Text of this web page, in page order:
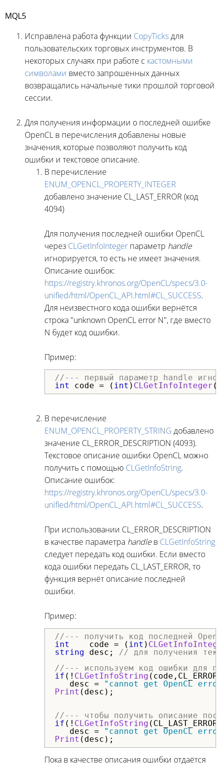
MQL5
Исправлена работа функции CopyTicksдля
пользовательских торговых инструментов. В
некоторых случаях при работе с кастомными
символами вместо запрошенных данных
возвращались начальные тики прошлой торговой
сессии.
Для получения информации о последней ошибке
OpenCL в перечисления добавлены новые
значения, которые позволяют получить код
ошибки и текстовое описание.
В перечисление
ENUM_OPENCL_PROPERTY_INTEGER
добавлено значение CL_LAST_ERROR (код
4094)
Для получения последней ошибки OpenCL
через CLGetInfoInteger параметр handle
игнорируется, то есть не имеет значения.
Описание ошибок:
https://registry.khronos.org/OpenCL/specs/3.0-
unified/html/OpenCL_API.html#CL_SUCCESS.
Для неизвестного кода ошибки вернётся
строка "unknown OpenCL error N", где вместо
N будет код ошибки.
Пример:
//--- первый параметр handle
int
code = ( int ) CLGetInfoInteger (
В перечисление
ENUM_OPENCL_PROPERTY_STRING добавлено
значение CL_ERROR_DESCRIPTION (4093).
Текстовое описание ошибки OpenCL можно
получить с помощью CLGetInfoString.
Описание ошибок:
https://registry.khronos.org/OpenCL/specs/3.0-
unified/html/OpenCL_API.html#CL_SUCCESS.
При использовании CL_ERROR_DESCRIPTION
в качестве параметра handleв CLGetInfoString
следует передать код ошибки. Если вместо
кода ошибки передать CL_LAST_ERROR, то
функция вернёт описание последней
ошибки.
Пример:
//--- получить код последней
int
code = ( int )
string desc; // для получения
//--- используем код ошибки для
if (! CLGetInfoString ( code ,
desc =
"cannot get OpenCL
Print (desc);
//--- чтобы получить описание
if (! CLGetInfoString ( CL_LAST_ERROR
desc =
"cannot get OpenCL
Print (desc);
Пока в качестве описания ошибки отдаётся